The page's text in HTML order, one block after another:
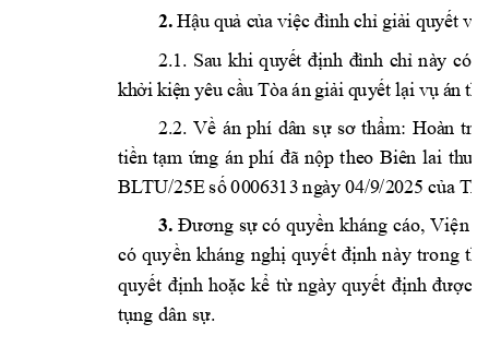
2. Hậu quả của việc đình chỉ giải quyết vụ
2.1. Sau khi quyết định đình chỉ này có
khởi kiện yêu cầu Tòa án giải quyếtlại vụ án th
2.2. Về án phí dân sự sơ thẩm: Hoàn tr
tiền tạm ứng án phí đã nộp theo Biên lai thu
BLTU/25E số 0006313 ngày 04/9/2025 của Thi
3. Đương sự có quyền kháng cáo, Viện
có quyền kháng nghị quyết định này trong
quyết định hoặc kể từ ngày quyết định được
tụng dân sự.